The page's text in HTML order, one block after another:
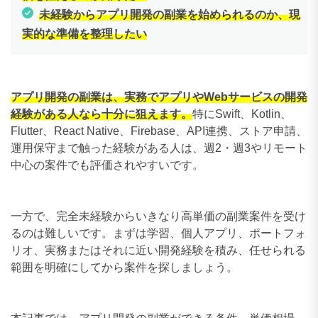
未経験からアプリ開発の副業を始められるのか、現
実的な準備を整理したい
アプリ開発の副業は、実務でアプリやWebサービスの開発
経験がある人なら十分に狙えます。特にSwift、Kotlin、
Flutter、React Native、Firebase、API連携、ストア申請、
運用保守まで触った経験がある人は、週2・週3やリモート
中心の案件でも評価されやすいです。
一方で、完全未経験からいきなり高単価の副業案件を受け
るのは難しいです。まずは学習、個人アプリ、ポートフォ
リオ、実務またはそれに近い開発経験を積み、任せられる
範囲を明確にしてから案件を探しましょう。